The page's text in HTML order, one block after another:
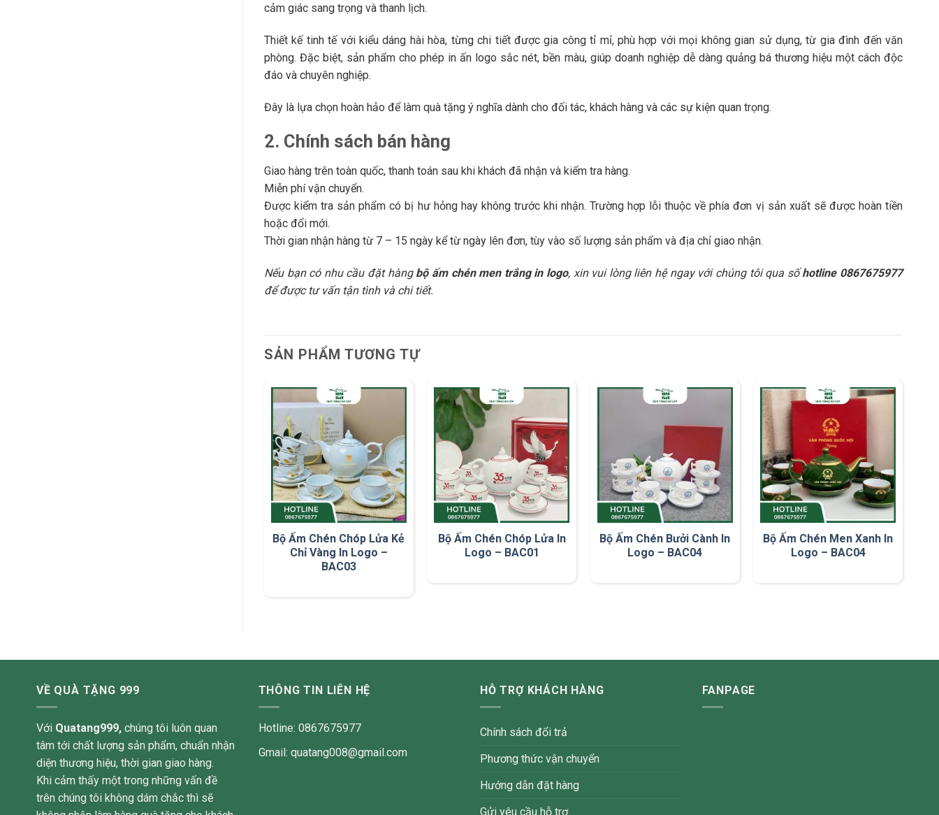
cảm giác sang trọng và thanh lịch.
Thiết kế tinh tế với kiểu dáng hài hòa, từng chi tiết được gia công tỉ mỉ, phù hợp với mọi không gian sử dụng, từ gia đình đến văn
phòng. Đặc biệt, sản phẩm cho phép in ấn logo sắc nét, bền màu, giúp doanh nghiệp dễ dàng quảng bá thương hiệu một cách độc
đáo và chuyên nghiệp.
Đây là lựa chọn hoàn hảo để làm quà tặng ý nghĩa dành cho đối tác, khách hàng và các sự kiện quan trọng.
2. Chính sách bán hàng
Giao hàng trên toàn quốc, thanh toán sau khi khách đã nhận và kiểm tra hàng.
Miễn phí vận chuyển.
Được kiểm tra sản phẩm có bị hư hỏng hay không trước khi nhận. Trường hợp lỗi thuộc về phía đơn vị sản xuất sẽ được hoàn tiền
hoặc đổi mới.
Thời gian nhận hàng từ 7 – 15 ngày kể từ ngày lên đơn, tùy vào số lượng sản phẩm và địa chỉ giao nhận.
Nếu bạn có nhu cầu đặt hàng bộ ấm chén men trắng in logo, xin vui lòng liên hệ ngay với chúng tôi qua sốhotline 0867675977
để được tư vấn tận tình và chi tiết.
SẢN PHẨM TƯƠNG TỰ
Bộ Ấm Chén Chóp Lửa Kẻ
Chỉ Vàng In Logo –
BAC03
Bộ Ấm Chén Chóp Lửa In
Logo – BAC01
Bộ Ấm Chén Bưởi Cành In
Logo – BAC04
Bộ Ấm Chén Men Xanh In
Logo – BAC04
VỀ QUÀ TẶNG 999
Với Quatang999, chúng tôi luôn quan
tâm tới chất lượng sản phẩm, chuẩn nhận
diện thương hiệu, thời gian giao hàng.
Khi cảm thấy một trong những vấn đề
trên chúng tôi không dám chắc thì sẽ
THÔNG TIN LIÊN HỆ
Hotline: 0867675977
Gmail: quatang008@gmail.com
HỖ TRỢ KHÁCH HÀNG
Chính sách đổi trả
Phương thức vận chuyển
Hướng dẫn đặt hàng
Gửi yêu cầu hỗ trợ
FANPAGE